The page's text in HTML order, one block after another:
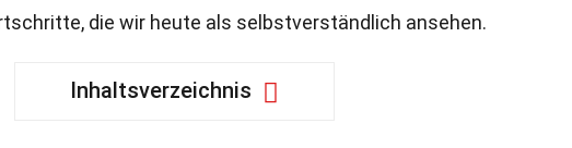
die wir heute als selbstverständlich ansehen.
Inhaltsverzeichnis